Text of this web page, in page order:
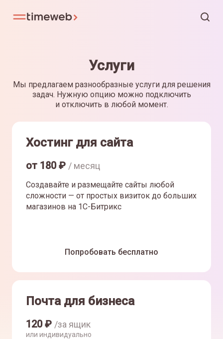
Услуги
Мы предлагаем разнообразные услуги для решения
задач. Нужную опцию можно подключить
и отключить в любой момент.
Хостинг для сайта
от 180₽ / месяц
Создавайте и размещайте сайты любой
сложности — от простых визиток до больших
магазинов на 1С-Битрикс
Попробовать бесплатно
Почта для бизнеса
120₽ /за ящик
или индивидуально